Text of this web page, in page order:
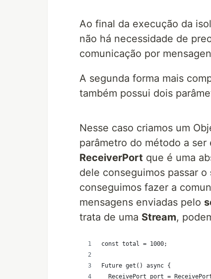
Ao final da execução da
não há necessidade de
comunicação por
A segunda forma mais
também possui dois
Nesse caso criamos um
parâmetro do método a
ReceiverPort que é uma
dele conseguimos passar o
conseguimos fazer a
mensagens enviadas pelo
trata de uma Stream,